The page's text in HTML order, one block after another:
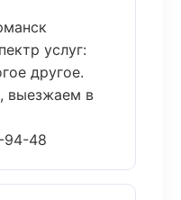
услуг:
другое.
выезжаем в
94-48